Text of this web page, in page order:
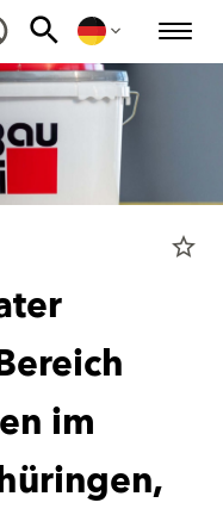
star_border
im